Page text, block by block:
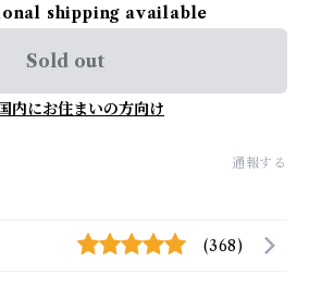
shipping available
Sold out
内にお住まいの方向け
通報する
(368)